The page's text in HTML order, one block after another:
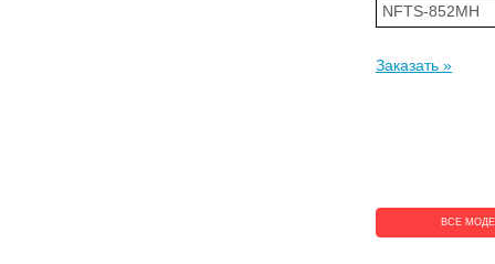
NFTS-852MH
Заказать »
ВСЕ